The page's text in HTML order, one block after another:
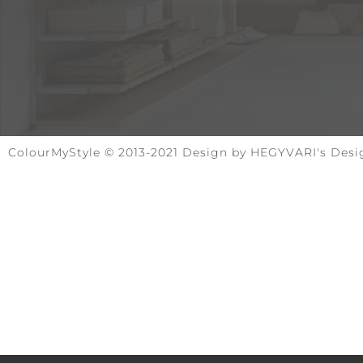
ColourMyStyle © 2013-2021 Design by HEGYVARI's